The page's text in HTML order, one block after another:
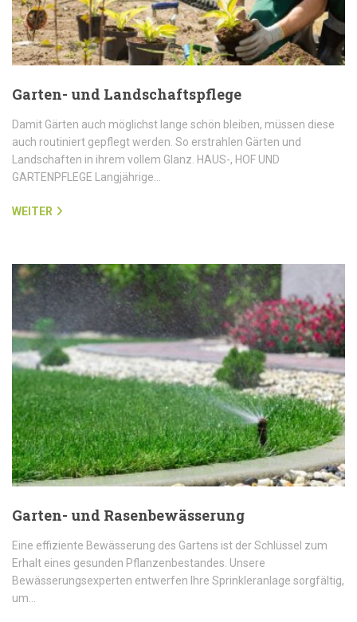
Garten- und Landschaftspflege
Damit Gärten auch möglichst lange schön bleiben, müssen diese
auch routiniert gepflegt werden. So erstrahlen Gärten und
Landschaften in ihrem vollem Glanz. HAUS-, HOF UND
GARTENPFLEGE Langjährige…
WEITER
Garten- und Rasenbewässerung
Eine effiziente Bewässerung des Gartens ist der Schlüssel zum
Erhalt eines gesunden Pflanzenbestandes. Unsere
Bewässerungsexperten entwerfen Ihre Sprinkleranlage sorgfältig,
um…